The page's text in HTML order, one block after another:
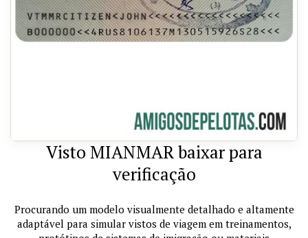
Visto MIANMAR baixar para
verificação
Procurando um modelo visualmente detalhado e altamente
adaptável para simular vistos de viagem em treinamentos,